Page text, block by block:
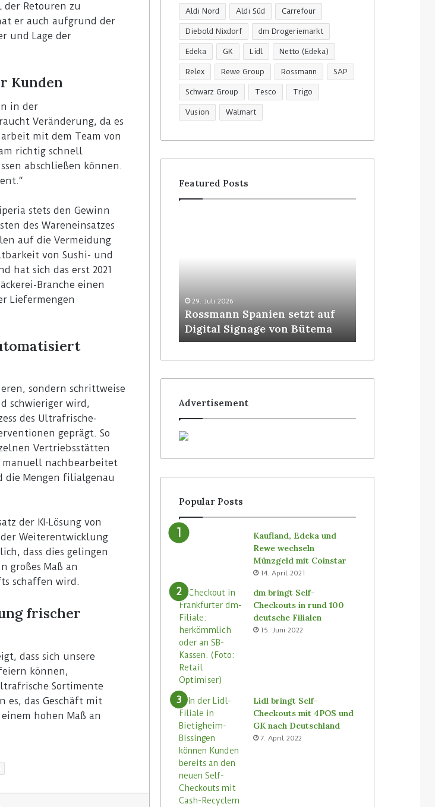
Retouren zu
er auch aufgrund der
und Lage der
Kunden
in der
Veränderung, da es
mit dem Team von
richtig schnell
abschließen können.
stets den Gewinn
des Wareneinsatzes
auf die Vermeidung
von Sushi- und
hat sich das erst 2021
Branche einen
Liefermengen
sondern schrittweise
schwieriger wird,
des Ultrafrische-
geprägt. So
Vertriebsstätten
manuell nachbearbeitet
die Mengen filialgenau
der KI-Lösung von
Weiterentwicklung
dass dies gelingen
großes Maß an
schaffen wird.
frischer
dass sich unsere
können,
Sortimente
es, das Geschäft mit
hohen Maß an
Aldi Nord Aldi Süd Carrefour
Diebold Nixdorf dm Drogeriemarkt
Edeka GK Lidl Netto (Edeka)
Relex Rewe Group Rossmann SAP
Schwarz Group Tesco Trigo
Vusion Walmart
Featured Posts
30. Juli 2026
Waitrose hat digitale Labels
29. Juli 2026
Rossmann Spanien setzt auf
Digital Signage von Bütema
Advertisement
Popular Posts
Kaufland, Edeka und
Rewe wechseln
Münzgeld mit Coinstar
14. April 2021
dm bringt Self-
Checkouts in rund 100
deutsche Filialen
15. Juni 2022
Lidl bringt Self-
Checkouts mit 4POS und
GK nach Deutschland
7. April 2022